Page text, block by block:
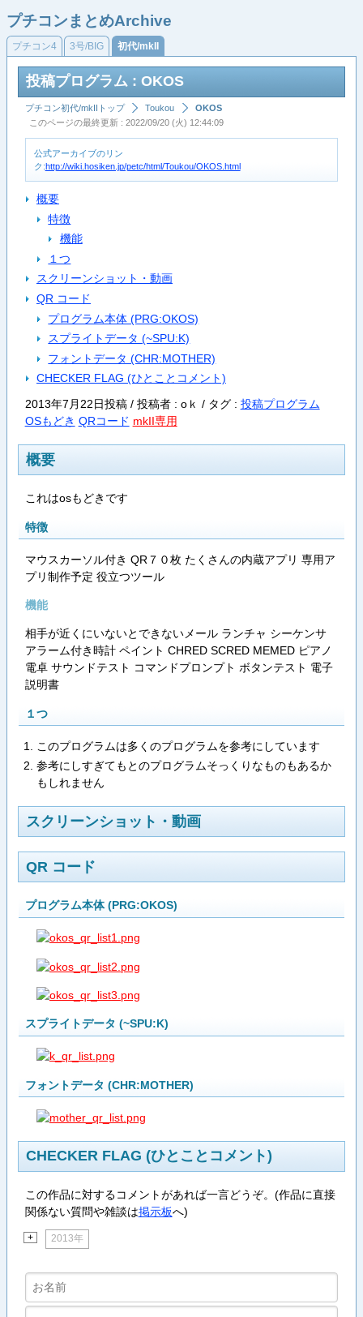
プチコンまとめArchive
プチコン4 3号/BIG 初代/mkII
投稿プログラム : OKOS
プチコン初代/mkIIトップ Toukou
OKOS
このページの最終更新 : 2022/09/20 (火) 12:44:09
公式アーカイブのリン
ク:http://wiki.hosiken.jp/petc/html/Toukou/OKOS.html
概要
特徴
機能
１つ
スクリーンショット・動画
QR コード
プログラム本体 (PRG:OKOS)
スプライトデータ (~SPU:K)
フォントデータ (CHR:MOTHER)
CHECKER FLAG (ひとことコメント)
2013年7月22日投稿 / 投稿者 : оｋ / タグ : 投稿プログラム
OSもどき QRコード mkII専用
概要
これはosもどきです
特徴
マウスカーソル付き QR７０枚 たくさんの内蔵アプリ 専用ア
プリ制作予定 役立つツール
機能
相手が近くにいないとできないメール ランチャ シーケンサ
アラーム付き時計 ペイント CHRED SCRED MEMED ピアノ
電卓 サウンドテスト コマンドプロンプト ボタンテスト 電子
説明書
１つ
このプログラムは多くのプログラムを参考にしています
参考にしすぎてもとのプログラムそっくりなものもあるか
もしれません
スクリーンショット・動画
QR コード
プログラム本体 (PRG:OKOS)
スプライトデータ (~SPU:K)
フォントデータ (CHR:MOTHER)
CHECKER FLAG (ひとことコメント)
この作品に対するコメントがあれば一言どうぞ。(作品に直接
関係ない質問や雑談は掲示板へ)
+ 2013年